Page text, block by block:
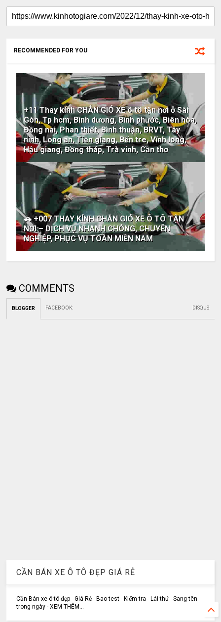
RECOMMENDED FOR YOU
+11 Thay kính CHẮN GIÓ XE ô tô tận nơi ở Sài
Gòn, Tp hcm, Bình dương, Bình phước, Biên hòa,
Đồng nai, Phan thiết, Bình thuận, BRVT, Tây
ninh, Long an, Tiền giang, Bến tre, Vĩnh long,
Hậu giang, Đồng tháp, Trà vinh, Cần thơ
🚗 +007 THAY KÍNH CHẮN GIÓ XE Ô TÔ TẬN
NƠI – DỊCH VỤ NHANH CHÓNG, CHUYÊN
NGHIỆP, PHỤC VỤ TOÀN MIỀN NAM
COMMENTS
BLOGGER FACEBOOK: DISQUS
CẦN BÁN XE Ô TÔ ĐẸP GIÁ RẺ
Cần Bán xe ô tô đẹp - Giá Rẻ - Bao test - Kiểm tra - Lái thử - Sang tên
trong ngày - XEM THÊM...